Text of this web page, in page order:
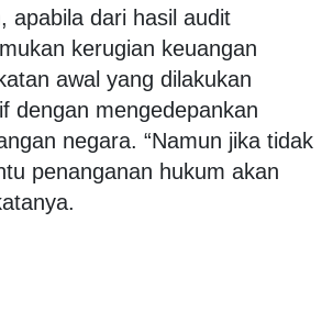
apabila dari hasil audit
kerugian keuangan
awal yang dilakukan
dengan mengedepankan
negara. “Namun jika tidak
penanganan hukum akan